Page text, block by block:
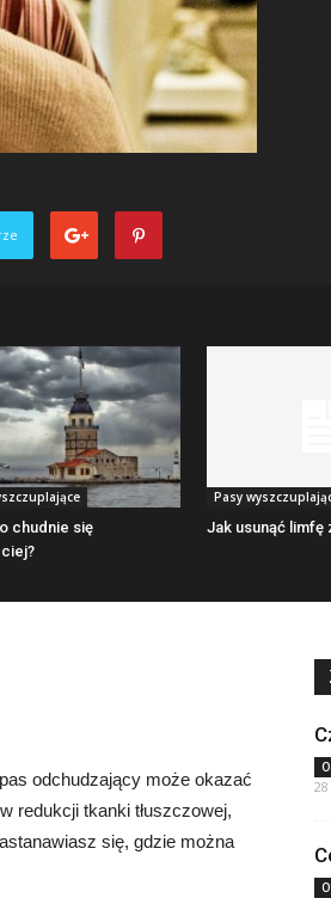
chudnie się
Pasy
Jak usunąć limfę
odchudzający może okazać
redukcji tkanki tłuszczowej,
się, gdzie można